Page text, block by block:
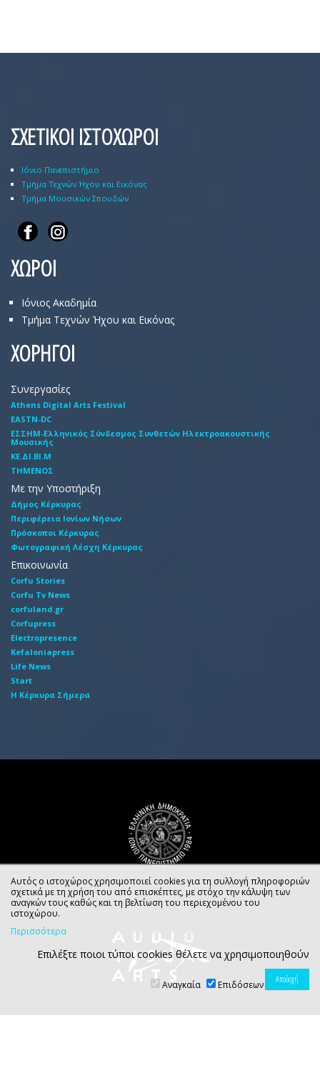
ΣΧΕΤΙΚΟΙ ΙΣΤΟΧΩΡΟΙ
Ιόνιο Πανεπιστήμιο
Τμήμα Τεχνών Ήχου και Εικόνας
Τμήμα Μουσικών Σπουδών
ΧΩΡΟΙ
Ιόνιος Ακαδημία
Τμήμα Τεχνών Ήχου και Εικόνας
ΧΟΡΗΓΟΙ
Συνεργασίες
Athens Digital Arts Festival
EASTN-DC
EΣΣHM-Eλληνικός Σύνδεσμος Συνθετών Hλεκτροακουστικής
Mουσικής
ΚΕ.ΔΙ.ΒΙ.Μ
ΤΗΜΕΝΟΣ
Με την Υποστήριξη
Δήμος Κέρκυρας
Περιφέρεια Ιονίων Νήσων
Πρόσκοποι Κέρκυρας
Φωτογραφική Λέσχη Κέρκυρας
Επικοινωνία
Corfu Stories
Corfu Tv News
corfuland.gr
Corfupress
Electropresence
Kefaloniapress
Life News
Start
Η Κέρκυρα Σήμερα
Αυτός ο ιστοχώρος χρησιμοποιεί cookies για τη συλλογή πληροφοριών
σχετικά με τη χρήση του από επισκέπτες, με στόχο την κάλυψη των
αναγκών τους καθώς και τη βελτίωση του περιεχομένου του
ιστοχώρου.
Περισσότερα
Επιλέξτε ποιοι τύποι cookies θέλετε να χρησιμοποιηθούν
Αναγκαία Επιδόσεων